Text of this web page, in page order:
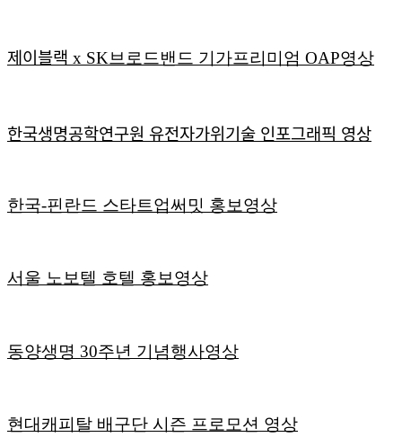
제이블랙 x SK브로드밴드 기가프리미엄 OAP영상
한국생명공학연구원 유전자가위기술 인포그래픽 영상
한국-핀란드 스타트업써밋 홍보영상
서울 노보텔 호텔 홍보영상
동양생명 30주년 기념행사영상
현대캐피탈 배구단 시즌 프로모션 영상